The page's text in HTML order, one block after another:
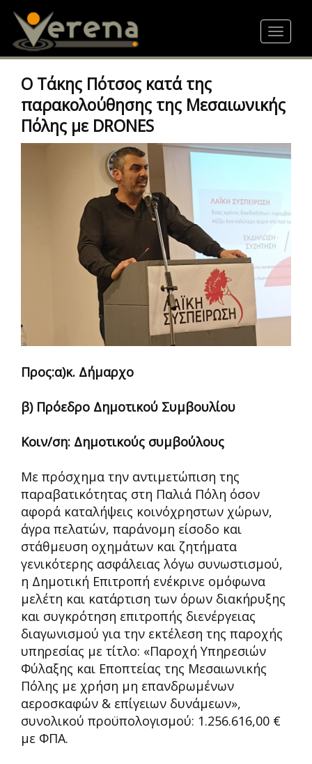
content
Toggle
Ο Τάκης Πότσος κατά της
παρακολούθησης της Μεσαιωνικής
Πόλης με DRONES
Προς:α)κ. Δήμαρχο
β) Πρόεδρο Δημοτικού Συμβουλίου
Κοιν/ση: Δημοτικούς συμβούλους
Με πρόσχημα την αντιμετώπιση της
παραβατικότητας στη Παλιά Πόλη όσον
αφορά καταλήψεις κοινόχρηστων χώρων,
άγρα πελατών, παράνομη είσοδο και
στάθμευση οχημάτων και ζητήματα
γενικότερης ασφάλειας λόγω συνωστισμού,
η Δημοτική Επιτροπή ενέκρινε ομόφωνα
μελέτη και κατάρτιση των όρων διακήρυξης
και συγκρότηση επιτροπής διενέργειας
διαγωνισμού για την εκτέλεση της παροχής
υπηρεσίας με τίτλο: «Παροχή Υπηρεσιών
Φύλαξης και Εποπτείας της Μεσαιωνικής
Πόλης με χρήση μη επανδρωμένων
αεροσκαφών & επίγειων δυνάμεων»,
συνολικού προϋπολογισμού: 1.256.616,00 €
με ΦΠΑ.